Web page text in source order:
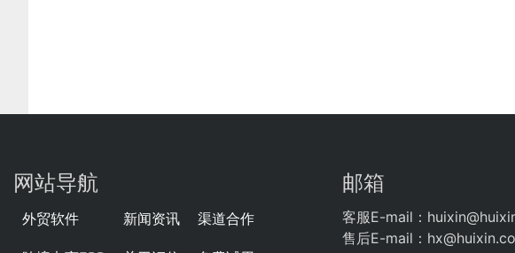
网站导航
外贸软件 新闻资讯 渠道合作
邮箱
客服E-mail：
售后E-mail：